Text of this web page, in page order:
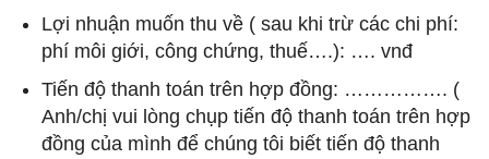
Lợi nhuận muốn thu về ( sau khi trừ các chi phí:
phí môi giới, công chứng, thuế….): …. vnđ
Tiến độ thanh toán trên hợp đồng: ……………. (
Anh/chị vui lòng chụp tiến độ thanh toán trên hợp
đồng của mình để chúng tôi biết tiến độ thanh